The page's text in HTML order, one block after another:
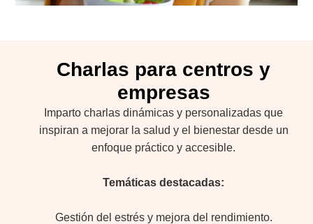
Charlas para centros y
empresas
Imparto charlas dinámicas y personalizadas que
inspiran a mejorar la salud y el bienestar desde un
enfoque práctico y accesible.
Temáticas destacadas:
Gestión del estrés y mejora del rendimiento.